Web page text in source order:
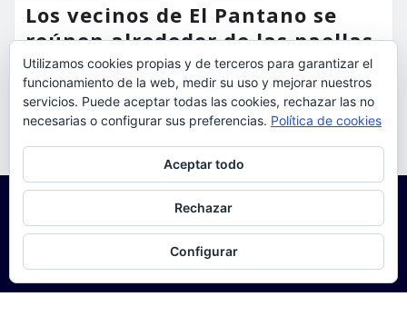
Los vecinos de El Pantano se
reúnen alrededor de las paellas
para celebrar sus fiestas
torrent al dia Ago 9, 2026
Utilizamos cookies propias y de terceros para garantizar el
funcionamiento de la web, medir su uso y mejorar nuestros
servicios. Puede aceptar todas las cookies, rechazar las no
necesarias o configurar sus preferencias. Política de cookies
Aceptar todo
Rechazar
Configurar
Para obtener más información, incluido cómo gestionar las cookies,